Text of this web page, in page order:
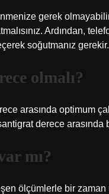
gerek
Ardından,
soğutmanız gerekir.
olmalı?
arasında optimum
derece
mı?
ölçümlerle bir zaman